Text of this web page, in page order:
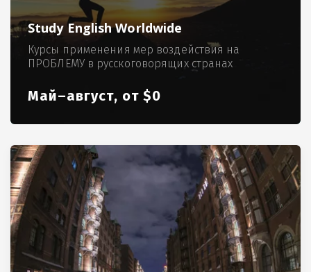
Study English Worldwide
Курсы применения мер воздействия на
ПРОБЛЕМУ в русскоговорящих странах
Май–август, от $0